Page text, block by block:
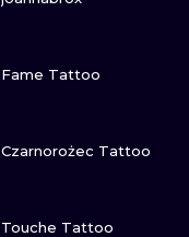
Fame Tattoo
Czarnorożec Tattoo
Touche Tattoo